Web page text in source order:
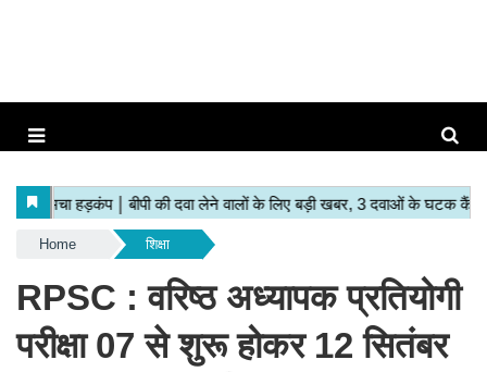
Home शिक्षा
RPSC : वरिष्ठ अध्यापक प्रतियोगी
परीक्षा 07 से शुरू होकर 12 सितंबर